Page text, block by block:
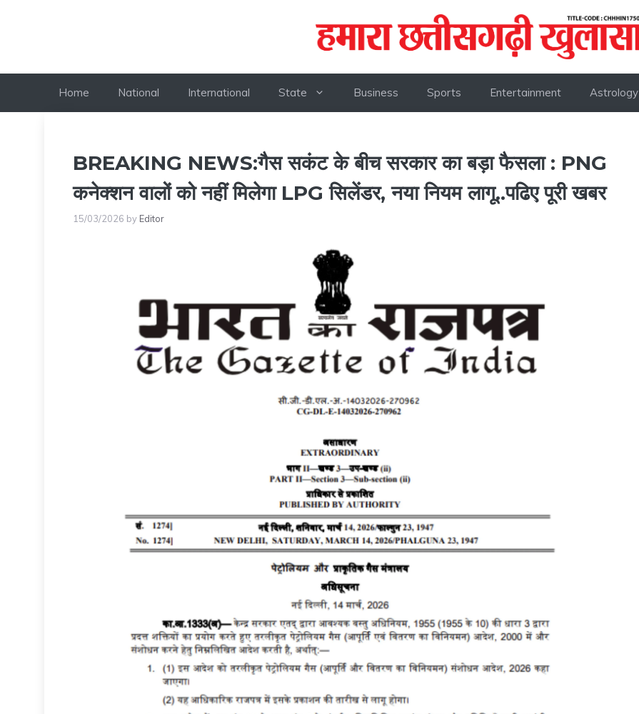
Home National International State Business Sports Entertainment Astrology
BREAKING NEWS:गैस सकंट के बीच सरकार का बड़ा फैसला : PNG
कनेक्शन वालों को नहीं मिलेगा LPG सिलेंडर, नया नियम लागू..पढिए पूरी खबर
15/03/2026 by Editor